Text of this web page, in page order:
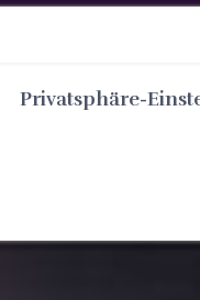
Privatsphäre-